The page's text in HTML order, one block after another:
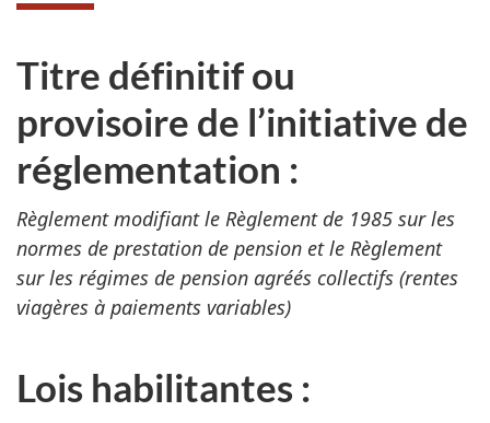
Titre définitif ou
provisoire de l’initiative de
réglementation :
Règlement modifiant le Règlement de 1985 sur les
normes de prestation de pension et le Règlement
sur les régimes de pension agréés collectifs (rentes
viagères à paiements variables)
Lois habilitantes :